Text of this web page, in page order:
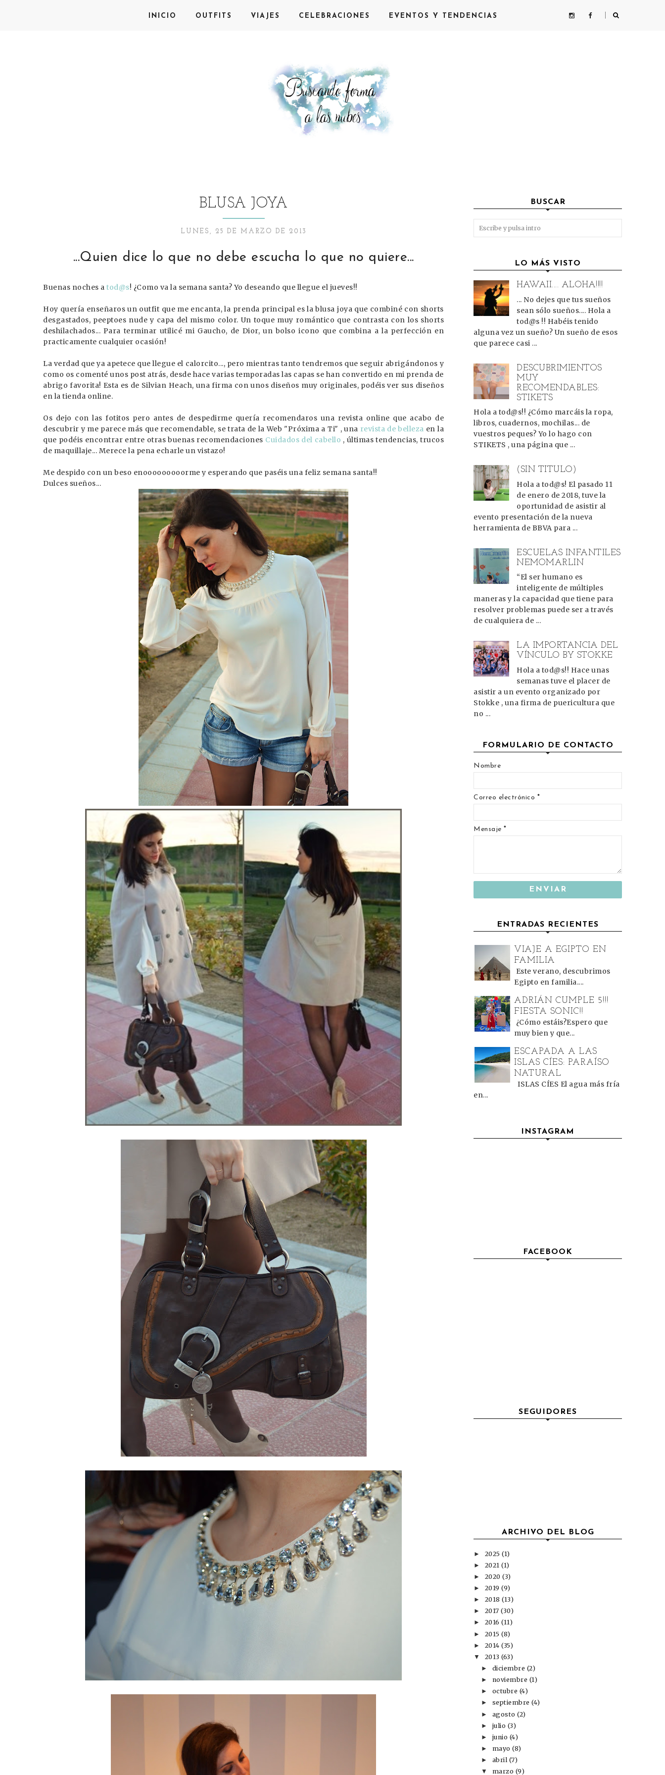
INICIO OUTFITS VIAJES CELEBRACIONES EVENTOS Y TENDENCIAS
BLUSA JOYA
LUNES, 25 DE MARZO DE 2013
...Quien dice lo que no debe escucha lo que no quiere...
Buenas noches a tod@s! ¿Como va la semana santa? Yo deseando que llegue el jueves!!
Hoy quería enseñaros un outfit que me encanta, la prenda principal es la blusa joya que combiné con shorts
desgastados, peeptoes nude y capa del mismo color. Un toque muy romántico que contrasta con los shorts
deshilachados... Para terminar utilicé mi Gaucho, de Dior, un bolso icono que combina a la perfección en
practicamente cualquier ocasión!
La verdad que ya apetece que llegue el calorcito..., pero mientras tanto tendremos que seguir abrigándonos y
como os comenté unos post atrás, desde hace varias temporadas las capas se han convertido en mi prenda de
abrigo favorita! Esta es de Silvian Heach, una firma con unos diseños muy originales, podéis ver sus diseños
en la tienda online.
Os dejo con las fotitos pero antes de despedirme quería recomendaros una revista online que acabo de
descubrir y me parece más que recomendable, se trata de la Web "Próxima a Ti" , una revista de belleza en la
que podéis encontrar entre otras buenas recomendaciones Cuidados del cabello , últimas tendencias, trucos
de maquillaje... Merece la pena echarle un vistazo!
Me despido con un beso enooooooooorme y esperando que paséis una feliz semana santa!!
Dulces sueños...
BUSCAR
LO MÁS VISTO
HAWAII.... ALOHA!!!!
... No dejes que tus sueños
sean sólo sueños.... Hola a
tod@s !! Habéis tenido
alguna vez un sueño? Un sueño de esos
que parece casi ...
DESCUBRIMIENTOS
MUY
RECOMENDABLES:
STIKETS
Hola a tod@s!! ¿Cómo marcáis la ropa,
libros, cuadernos, mochilas... de
vuestros peques? Yo lo hago con
STIKETS , una página que ...
(SIN TÍTULO)
Hola a tod@s! El pasado 11
de enero de 2018, tuve la
oportunidad de asistir al
evento presentación de la nueva
herramienta de BBVA para ...
ESCUELAS INFANTILES
NEMOMARLIN
“El ser humano es
inteligente de múltiples
maneras y la capacidad que tiene para
resolver problemas puede ser a través
de cualquiera de ...
LA IMPORTANCIA DEL
VÍNCULO BY STOKKE
Hola a tod@s!! Hace unas
semanas tuve el placer de
asistir a un evento organizado por
Stokke , una firma de puericultura que
no ...
FORMULARIO DE CONTACTO
Nombre
Correo electrónico *
Mensaje *
ENTRADAS RECIENTES
VIAJE A EGIPTO EN
FAMILIA
Este verano, descubrimos
Egipto en familia....
ADRIÁN CUMPLE 5!!!
FIESTA SONIC!!
¿Cómo estáis?Espero que
muy bien y que...
ESCAPADA A LAS
ISLAS CÍES: PARAÍSO
NATURAL
ISLAS CÍES El agua más fría
en...
INSTAGRAM
FACEBOOK
SEGUIDORES
ARCHIVO DEL BLOG
► 2025 (1)
► 2021 (1)
► 2020 (3)
► 2019 (9)
► 2018 (13)
► 2017 (30)
► 2016 (11)
► 2015 (8)
► 2014 (35)
▼ 2013 (63)
► diciembre (2)
► noviembre (1)
► octubre (4)
► septiembre(4)
► agosto(2)
► julio (3)
► junio (4)
► mayo(8)
► abril (7)
▼ marzo (9)